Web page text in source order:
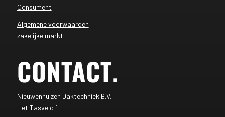
Consument
Algemene voorwaarden
zakelijke markt
CONTACT.
Nieuwenhuizen Daktechniek B.V.
Het Tasveld 1